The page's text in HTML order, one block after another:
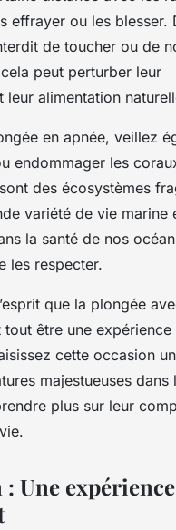
effrayer ou les blesser.
de toucher ou de
peut perturber leur
leur alimentation
en apnée, veillez
endommager les
des écosystèmes
variété de vie marine
la santé de nos
les respecter.
que la plongée
être une expérience
cette occasion
majestueuses dans
plus sur leur
Une